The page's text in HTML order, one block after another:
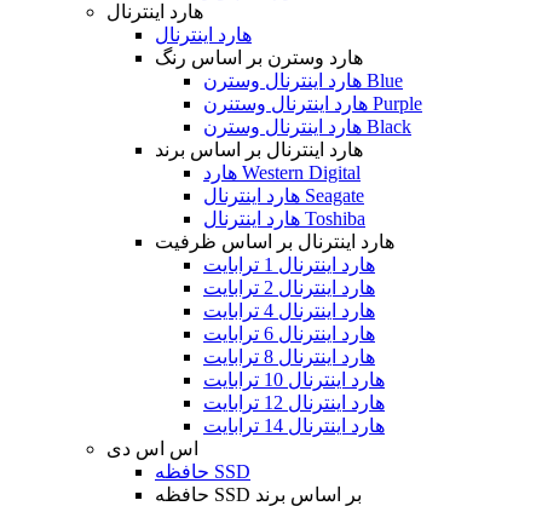
هارد اینترنال
هارد اینترنال
هارد وسترن بر اساس رنگ
هارد اینترنال وسترن Blue
هارد اینترنال وستنرن Purple
هارد اینترنال وسترن Black
هارد اینترنال بر اساس برند
هارد Western Digital
هارد اینترنال Seagate
هارد اینترنال Toshiba
هارد اینترنال بر اساس ظرفیت
هارد اینترنال 1 ترابایت
هارد اینترنال 2 ترابایت
هارد اینترنال 4 ترابایت
هارد اینترنال 6 ترابایت
هارد اینترنال 8 ترابایت
هارد اینترنال 10 ترابایت
هارد اینترنال 12 ترابایت
هارد اینترنال 14 ترابایت
اس اس دی
حافظه SSD
حافظه SSD بر اساس برند